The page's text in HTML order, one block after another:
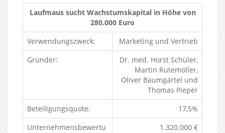
Laufmaus sucht Wachstumskapital in Höhe von
280.000 Euro
Verwendungszweck:
Marketing und Vertrieb
Gründer:
Dr. med. Horst Schüler,
Martin Rutemöller,
Oliver Baumgärtel und
Thomas Pieper
Beteiligungsquote:
17,5%
Unternehmensbewertu
1.320.000 €